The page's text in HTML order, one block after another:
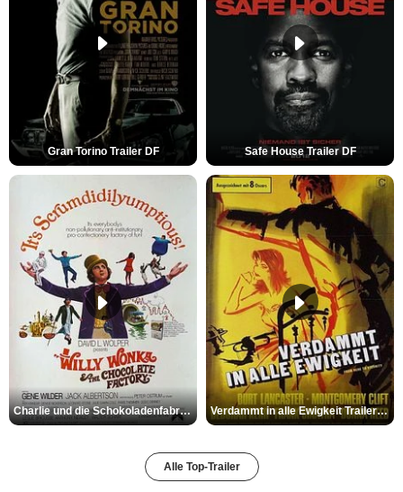
Gran Torino Trailer DF Safe House Trailer DF
Charlie und die Schokoladenfabrik Trailer OV Verdammt in alle Ewigkeit Trailer OV
Alle Top-Trailer